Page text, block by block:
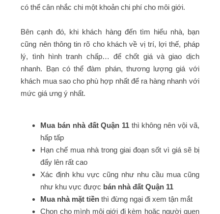
có thể cân nhắc chi một khoản chi phí cho môi giới.
Bên cạnh đó, khi khách hàng đến tìm hiểu nhà, bạn
cũng nên thông tin rõ cho khách về vị trí, lợi thế, pháp
lý, tình hình tranh chấp… để chốt giá và giao dịch
nhanh. Bạn có thể đàm phán, thương lượng giá với
khách mua sao cho phù hợp nhất để ra hàng nhanh với
mức giá ưng ý nhất.
Mua bán nhà đất Quận 11 thì không nên vội vã,
hấp tấp
Hạn chế mua nhà trong giai đoạn sốt vì giá sẽ bị
đẩy lên rất cao
Xác định khu vực cũng như nhu cầu mua cũng
như khu vực được bán nhà đất Quận 11
Mua nhà mặt tiền thì đừng ngại đi xem tận mắt
Chọn cho mình môi giới đi kèm hoặc người quen